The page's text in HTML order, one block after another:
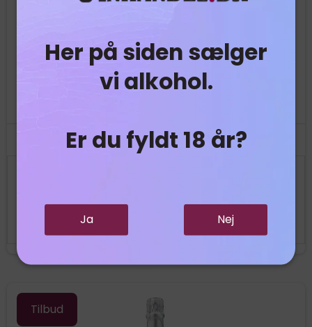
Her på siden sælger
vi alkohol.
Er du fyldt 18 år?
Ja Nej
Veuve Doussot!
Tilbud